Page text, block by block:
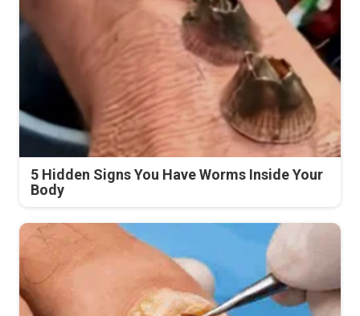
5 Hidden Signs You Have Worms Inside Your
Body